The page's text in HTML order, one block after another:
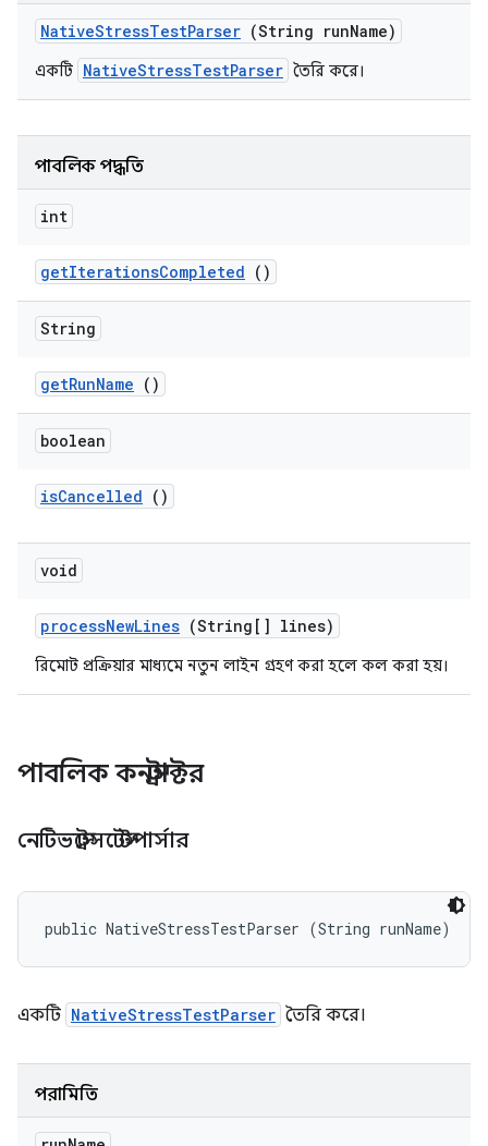
NativeStressTestParser (String runName)
একটি NativeStressTestParser তৈরি করে।
পাবলিক পদ্ধতি
int
getIterationsCompleted ()
String
getRunName ()
boolean
isCancelled ()
void
processNewLines (String[] lines)
রিমোট প্রক্রিয়ার মাধ্যমে নতুন লাইন গ্রহণ করা হলে কল করা হয়।
পাবলিক কনস্ট্রাক্টর
নেটিভস্ট্রেসটেস্টপার্সার
public NativeStressTestParser (String runName)
একটি NativeStressTestParser তৈরি করে।
পরামিতি